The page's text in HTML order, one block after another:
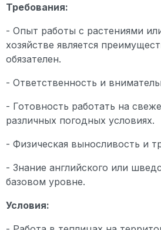
Требования:
- Опыт работы с растениями
хозяйстве является
обязателен.
- Ответственность и
- Готовность работать на
различных погодных условиях.
- Физическая выносливость и
- Знание английского или
базовом уровне.
Условия: